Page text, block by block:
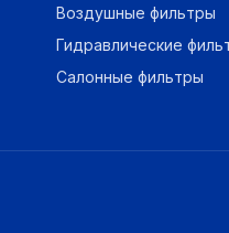
Воздушные фильтры
Гидравлические
Салонные фильтры